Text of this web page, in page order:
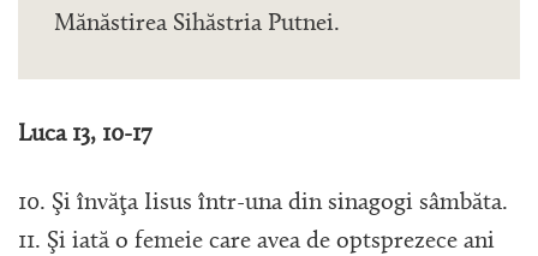
Mănăstirea Sihăstria Putnei.
Luca 13, 10-17
10. Şi învăţa Iisus într-una din sinagogi sâmbăta.
11. Şi iată o femeie care avea de optsprezece ani